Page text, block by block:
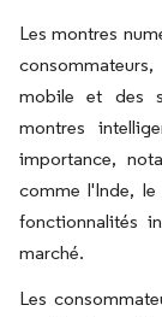
Les montres
mobile et des
montres
importance,
comme l'Inde,
fonctionnalités
marché.
Les